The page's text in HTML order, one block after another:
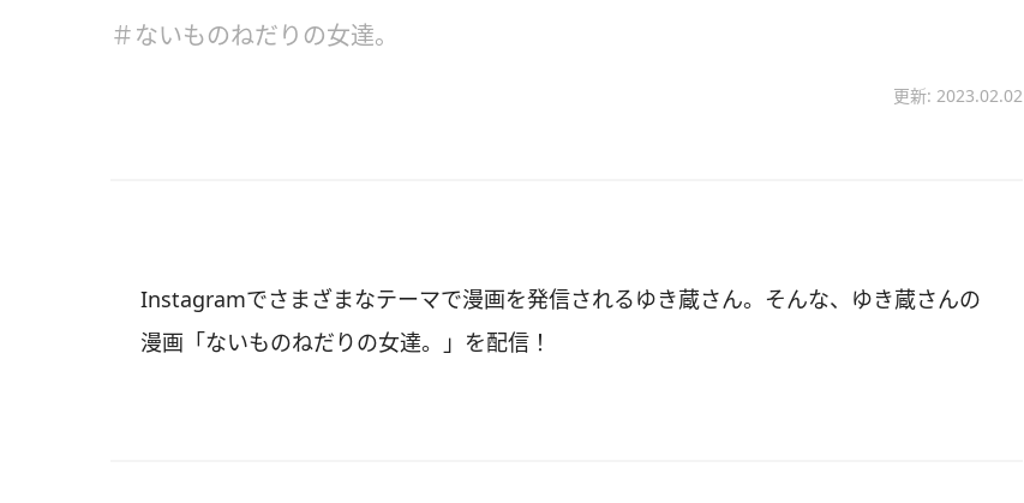
＃ないものねだりの女達。
更新: 2023.02.02
Instagramでさまざまなテーマで漫画を発信されるゆき蔵さん。そんな、ゆき蔵さんの
漫画「ないものねだりの女達。」を配信！